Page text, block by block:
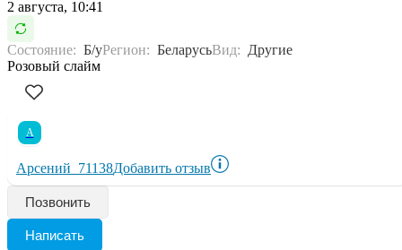
2 августа, 10:41
Состояние: Б/уРегион: БеларусьВид: Другие
Розовый слайм
А
Арсений_71138Добавить отзыв
Позвонить
Написать